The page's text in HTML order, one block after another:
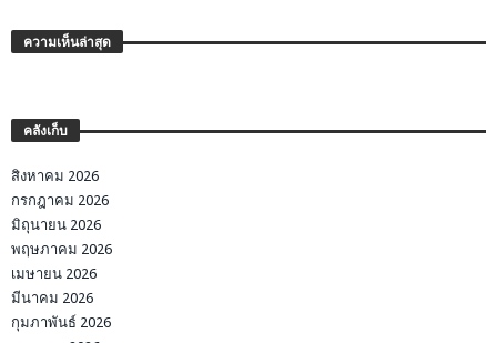
ความเห็นล่าสุด
คลังเก็บ
สิงหาคม 2026
กรกฎาคม 2026
มิถุนายน 2026
พฤษภาคม 2026
เมษายน 2026
มีนาคม 2026
กุมภาพันธ์ 2026